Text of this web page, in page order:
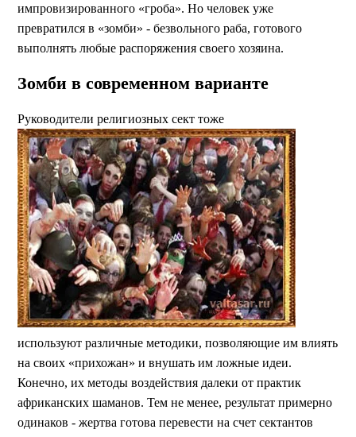
импровизированного «гроба». Но человек уже
превратился в «зомби» - безвольного раба, готового
выполнять любые распоряжения своего хозяина.
Зомби в современном варианте
Руководители религиозных сект тоже
используют различные методики, позволяющие им влиять
на своих «прихожан» и внушать им ложные идеи.
Конечно, их методы воздействия далеки от практик
африканских шаманов. Тем не менее, результат примерно
одинаков - жертва готова перевести на счет сектантов